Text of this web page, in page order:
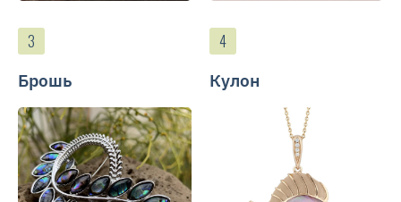
Брошь Кулон